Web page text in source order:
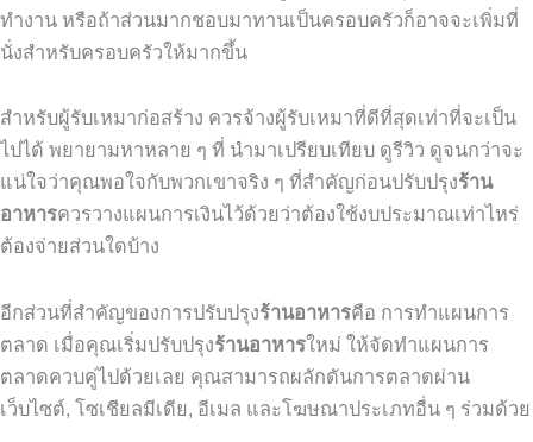
ทำงาน หรือถ้าส่วนมากชอบมาทานเป็นครอบครัวก็อาจจะเพิ่มที่
นั่งสำหรับครอบครัวให้มากขึ้น
สำหรับผู้รับเหมาก่อสร้าง ควรจ้างผู้รับเหมาที่ดีที่สุดเท่าที่จะเป็น
ไปได้ พยายามหาหลาย ๆ ที่ นำมาเปรียบเทียบ ดูรีวิว ดูจนกว่าจะ
แน่ใจว่าคุณพอใจกับพวกเขาจริง ๆ ที่สำคัญก่อนปรับปรุงร้าน
อาหารควรวางแผนการเงินไว้ด้วยว่าต้องใช้งบประมาณเท่าไหร่
ต้องจ่ายส่วนใดบ้าง
อีกส่วนที่สำคัญของการปรับปรุงร้านอาหารคือ การทำแผนการ
ตลาด เมื่อคุณเริ่มปรับปรุงร้านอาหารใหม่ ให้จัดทำแผนการ
ตลาดควบคู่ไปด้วยเลย คุณสามารถผลักดันการตลาดผ่าน
เว็บไซต์, โซเชียลมีเดีย, อีเมล และโฆษณาประเภทอื่น ๆ ร่วมด้วย